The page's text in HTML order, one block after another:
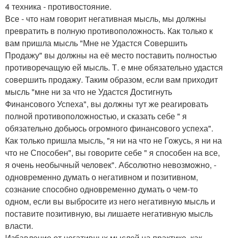
4 техника - противостояние.
Все - что нам говорит негативная мысль, мы должны
превратить в полную противоположность. Как только к
вам пришла мысль "Мне не Удастся Совершить
Продажу" вы должны на её место поставить полностью
противоречащую ей мысль. Т. е мне обязательно удастся
совершить продажу. Таким образом, если вам приходит
мысль "мне ни за что не Удастся Достигнуть
Финансового Успеха", вы должны тут же реагировать
полной противоположностью, и сказать себе " я
обязательно добьюсь огромного финансового успеха".
Как только пришла мысль, "я ни на что не Гожусь, я ни на
что не Способен", вы говорите себе " я способен на все,
я очень необычный человек". Абсолютно невозможно, -
одновременно думать о негативном и позитивном,
сознание способно одновременно думать о чем-то
одном, если вы выбросите из него негативную мысль и
поставите позитивную, вы лишаете негативную мысль
власти.